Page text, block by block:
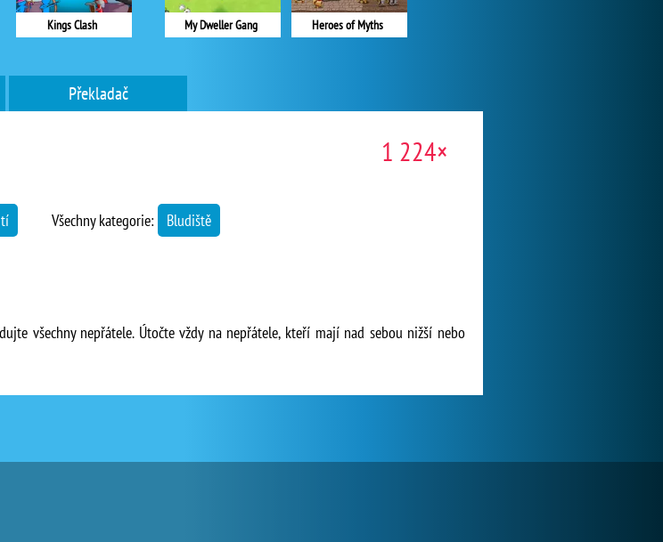
Heroes of Myths
Kings Clash My Dweller Gang
Překladač
1 224×
Všechny kategorie: Bludiště
všechny nepřátele. Útočte vždy na nepřátele, kteří mají nad sebou nižší nebo